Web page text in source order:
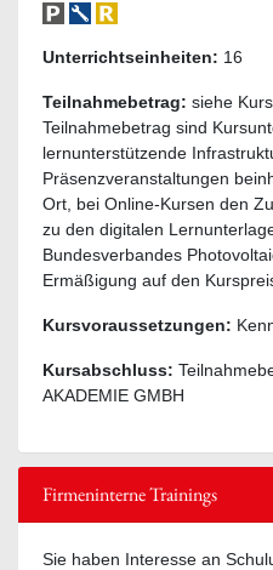
Unterrichtseinheiten: 16
Teilnahmebetrag: siehe
Teilnahmebetrag sind
lernunterstützende
Präsenzveranstaltungen
Ort, bei Online-Kursen den
zu den digitalen
Bundesverbandes
Ermäßigung auf den
Kursvoraussetzungen:
Kursabschluss:
AKADEMIE GMBH
Firmeninterne Trainings
Sie haben Interesse an